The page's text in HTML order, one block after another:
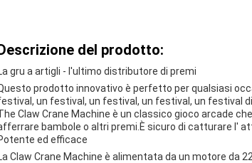
del prodotto:
gru a artigli - l'ultimo distributore di premi
prodotto innovativo è perfetto per qualsiasi
un festival, un festival, un festival, un festival
Claw Crane Machine è un classico gioco arcade
bambole o altri premi.È sicuro di catturare l'
ed efficace
Claw Crane Machine è alimentata da un motore da